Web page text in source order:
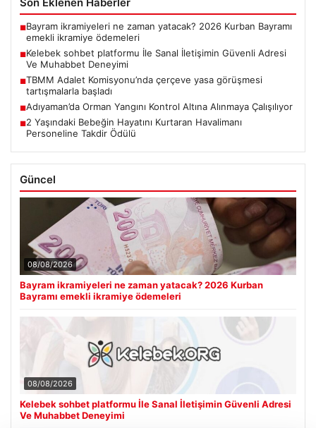
■Bayram ikramiyeleri ne zaman yatacak? 2026 Kurban Bayramı
emekli ikramiye ödemeleri
■Kelebek sohbet platformu İle Sanal İletişimin Güvenli Adresi
Ve Muhabbet Deneyimi
■TBMM Adalet Komisyonu’nda çerçeve yasa görüşmesi
tartışmalarla başladı
■Adıyaman’da Orman Yangını Kontrol Altına Alınmaya Çalışılıyor
■2 Yaşındaki Bebeğin Hayatını Kurtaran Havalimanı
Personeline Takdir Ödülü
Güncel
08/08/2026
Bayram ikramiyeleri ne zaman yatacak? 2026 Kurban
Bayramı emekli ikramiye ödemeleri
08/08/2026
Kelebek sohbet platformu İle Sanal İletişimin Güvenli Adresi
Ve Muhabbet Deneyimi